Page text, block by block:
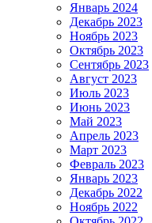
Январь 2024
Декабрь 2023
Ноябрь 2023
Октябрь 2023
Сентябрь 2023
Август 2023
Июль 2023
Июнь 2023
Май 2023
Апрель 2023
Март 2023
Февраль 2023
Январь 2023
Декабрь 2022
Ноябрь 2022